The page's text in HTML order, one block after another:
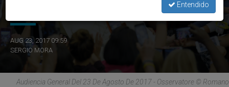
AUG 23, 2017 09:59
SERGIO MORA
Audiencia General Del 23 De Agosto De 2017 - Osservatore © Romano
Entendido